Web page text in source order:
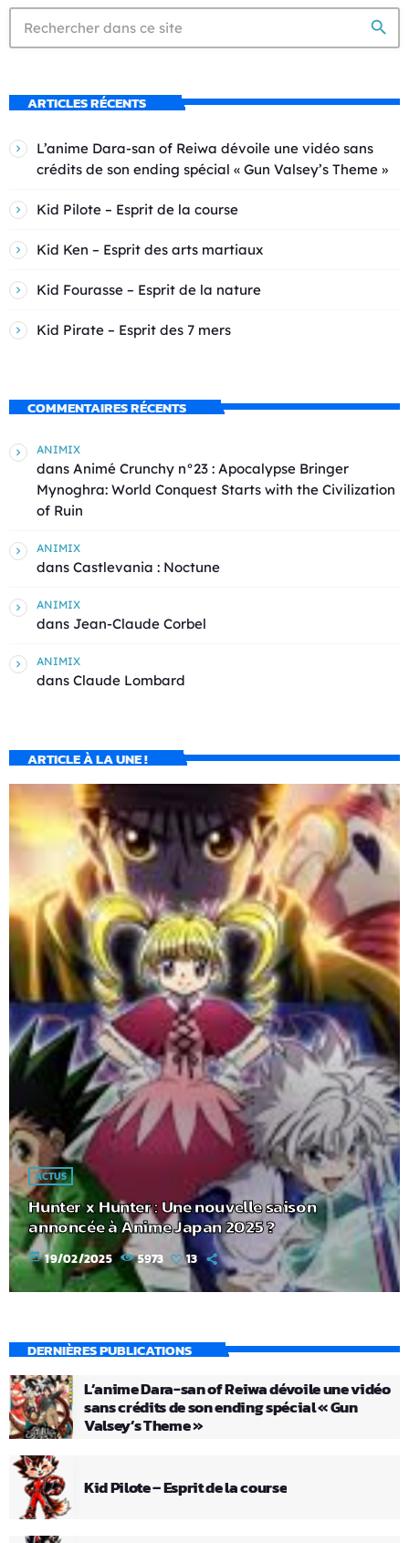
search
ARTICLES RÉCENTS
L’anime Dara-san of Reiwa dévoile une vidéo sans
crédits de son ending spécial « Gun Valsey’s Theme »
Kid Pilote – Esprit de la course
Kid Ken – Esprit des arts martiaux
Kid Fourasse – Esprit de la nature
Kid Pirate – Esprit des 7 mers
COMMENTAIRES RÉCENTS
ANIMIX
dans Animé Crunchy n°23 : Apocalypse Bringer
Mynoghra: World Conquest Starts with the Civilization
of Ruin
ANIMIX
dans Castlevania : Noctune
ANIMIX
dans Jean-Claude Corbel
ANIMIX
dans Claude Lombard
ARTICLE À LA UNE !
ACTUS
Hunter x Hunter : Une nouvelle saison
annoncée à Anime Japan 2025 ?
today 19/02/2025 5973 13
DERNIÈRES PUBLICATIONS
L’anime Dara-san of Reiwa dévoile une vidéo
sans crédits de son ending spécial « Gun
Valsey’s Theme »
Kid Pilote – Esprit de la course